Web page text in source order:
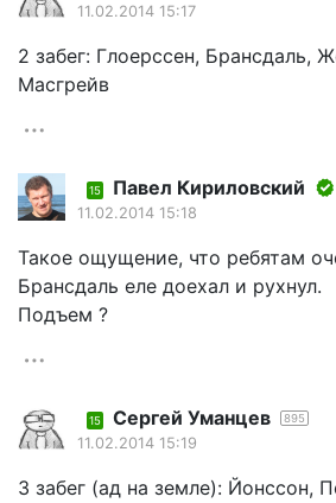
11.02.2014 15:17
2 забег: Глоерссен, Брансдаль,
Масгрейв
15 Павел Кириловский
11.02.2014 15:18
Такое ощущение, что ребятам
Брансдаль еле доехал и рухнул.
Подъем ?
15 Cергей Уманцев 895
11.02.2014 15:19
3 забег (ад на земле): Йонссон,